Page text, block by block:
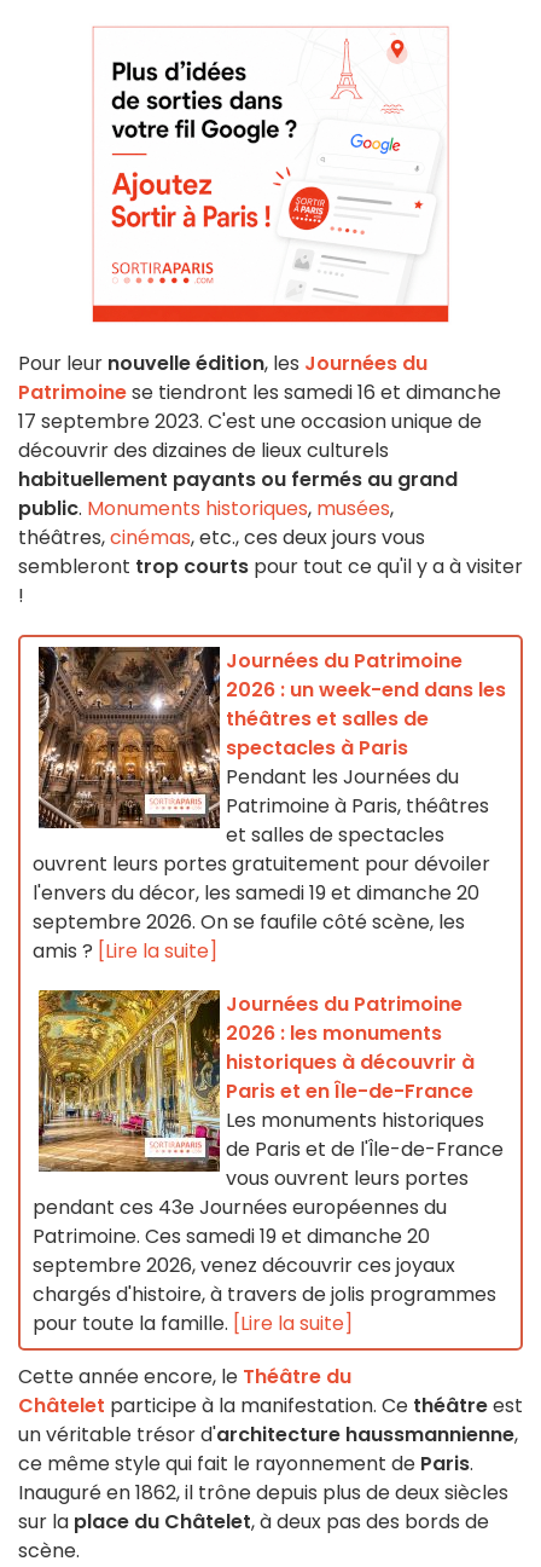
Pour leur nouvelle édition, les Journées du
Patrimoinese tiendront les samedi 16 et dimanche
17 septembre 2023. C'est une occasion unique de
découvrir des dizaines de lieux culturels
habituellement payants ou fermés au grand
public. Monuments historiques, musées,
théâtres,cinémas, etc., ces deux jours vous
sembleront trop courts pour tout ce qu'il y a à visiter
!
Journées du Patrimoine
2026 : un week-end dans les
théâtres et salles de
spectacles à Paris
Pendant les Journées du
Patrimoine à Paris, théâtres
et salles de spectacles
ouvrent leurs portes gratuitement pour dévoiler
l'envers du décor, les samedi 19 et dimanche 20
septembre 2026. On se faufile côté scène, les
amis ? [Lire la suite]
Journées du Patrimoine
2026 : les monuments
historiques à découvrir à
Paris et en Île-de-France
Les monuments historiques
de Paris et de l'Île-de-France
vous ouvrent leurs portes
pendant ces 43e Journées européennes du
Patrimoine. Ces samedi 19 et dimanche 20
septembre 2026, venez découvrir ces joyaux
chargés d'histoire, à travers de jolis programmes
pour toute la famille. [Lire la suite]
Cette année encore, le Théâtre du
Châtelet participe à la manifestation. Ce théâtreest
un véritable trésor d'architecture haussmannienne,
ce même style qui fait le rayonnement de Paris.
Inauguré en 1862, il trône depuis plus de deux siècles
sur la place du Châtelet, à deux pas des bords de
scène.